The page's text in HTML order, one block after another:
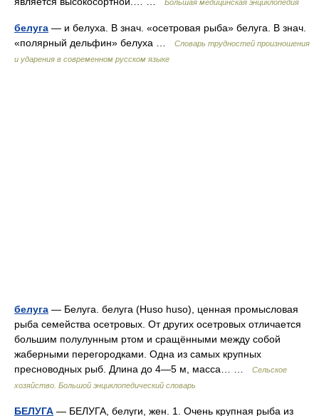
Большая медицинская энциклопедия
белуга — и белуха. В знач. «осетровая рыба» белуга. В знач.
«полярный дельфин» белуха …
Словарь трудностей произношения
и ударения в современном русском языке
белуга — Белуга. белуга (Huso huso), ценная промысловая
рыба семейства осетровых. От других осетровых отличается
большим полулунным ртом и сращёнными между собой
жаберными перегородками. Одна из самых крупных
пресноводных рыб. Длина до 4—5 м, масса… …
Сельское
хозяйство. Большой энциклопедический словарь
БЕЛУГА — БЕЛУГА, белуги, жен. 1. Очень крупная рыба из